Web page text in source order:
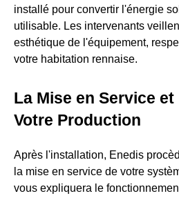
installé pour convertir l'énergie
utilisable. Les intervenants
esthétique de l'équipement,
votre habitation rennaise.
La Mise en Service et
Votre Production
Après l'installation, Enedis
la mise en service de votre
vous expliquera le